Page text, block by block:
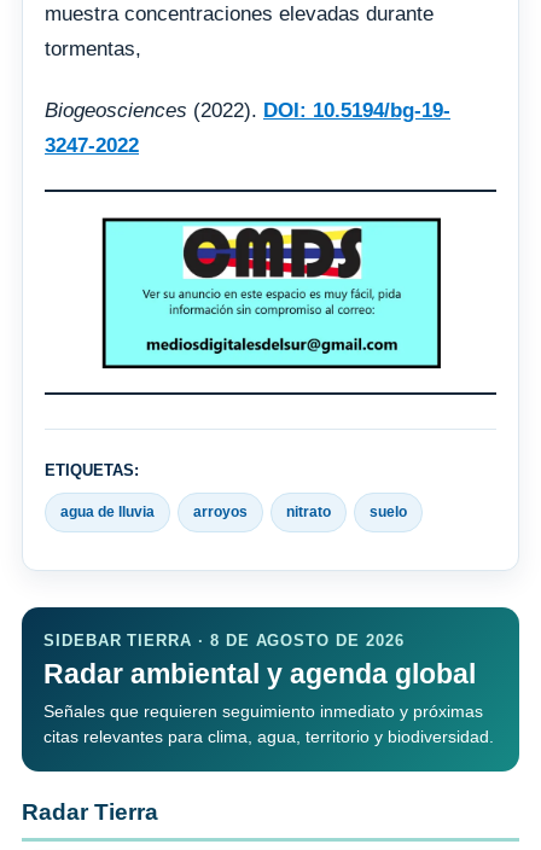
muestra concentraciones elevadas durante
tormentas,
Biogeosciences (2022). DOI: 10.5194/bg-19-
3247-2022
ETIQUETAS:
agua de lluvia arroyos nitrato suelo
SIDEBAR TIERRA · 8 DE AGOSTO DE 2026
Radar ambiental y agenda global
Señales que requieren seguimiento inmediato y próximas
citas relevantes para clima, agua, territorio y biodiversidad.
Radar Tierra